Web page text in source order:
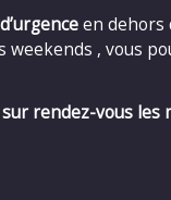
en dehors
weekends , vous
sur rendez-vous les